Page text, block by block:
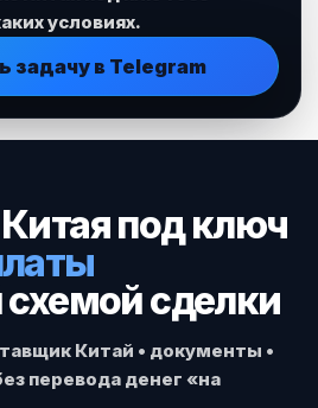
условиях.
задачу в Telegram
под ключ
схемой сделки
Китай • документы •
перевода денег «на